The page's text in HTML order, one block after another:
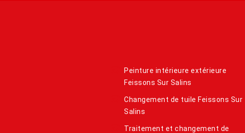
Peinture intérieure extérieure
Feissons Sur Salins
Changement de tuile Feissons Sur
Salins
Traitement et changement de